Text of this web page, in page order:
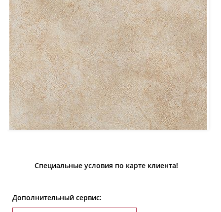
Специальные условия по карте клиента!
Дополнительный сервис: